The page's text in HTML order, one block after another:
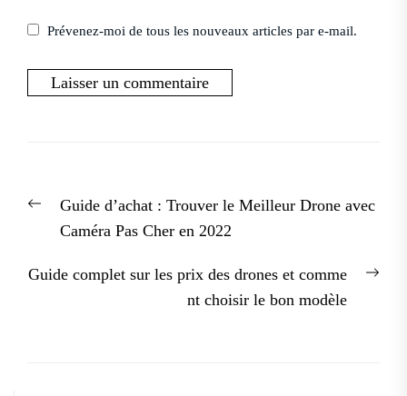
Prévenez-moi de tous les nouveaux articles par e-mail.
de
PreviousGuide d’achat : Trouver le Meilleur Drone avec
Caméra Pas Cher en 2022
Guide complet sur les prix des drones et comme
nt choisir le bon modèle